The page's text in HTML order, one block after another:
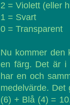
2 = Violett (eller
1 = Svart
0 = Transparent
Nu kommer den
en färg. Det är i
har en och
medelvärde. Det
(6) + Blå (4) =